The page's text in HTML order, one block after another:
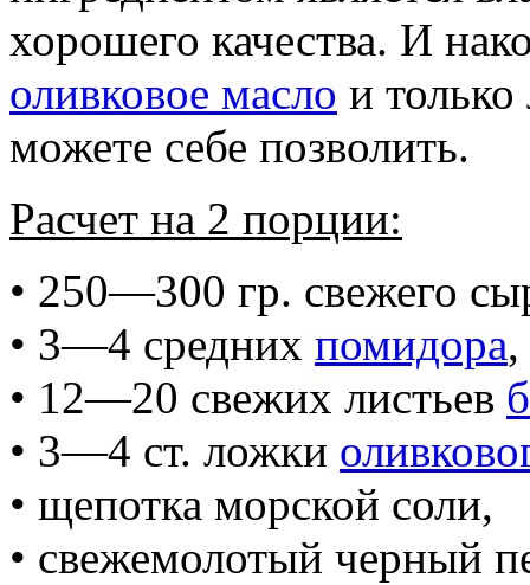
хорошего качества. И
оливковое масло и
можете себе позволить.
Расчет на 2 порции:
• 250—300 гр. свежего
• 3—4 средних помидора,
• 12—20 свежих листьев
• 3—4 ст. ложки
• щепотка морской соли,
• свежемолотый черный